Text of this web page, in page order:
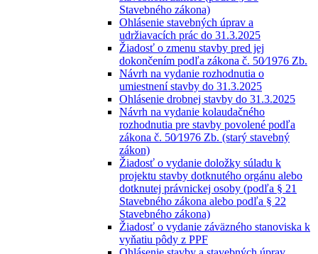
Stavebného zákona)
Ohlásenie stavebných úprav a
udržiavacích prác do 31.3.2025
Žiadosť o zmenu stavby pred jej
dokončením podľa zákona č. 50⁄1976 Zb.
Návrh na vydanie rozhodnutia o
umiestnení stavby do 31.3.2025
Ohlásenie drobnej stavby do 31.3.2025
Návrh na vydanie kolaudačného
rozhodnutia pre stavby povolené podľa
zákona č. 50⁄1976 Zb. (starý stavebný
zákon)
Žiadosť o vydanie doložky súladu k
projektu stavby dotknutého orgánu alebo
dotknutej právnickej osoby (podľa § 21
Stavebného zákona alebo podľa § 22
Stavebného zákona)
Žiadosť o vydanie záväzného stanoviska k
vyňatiu pôdy z PPF